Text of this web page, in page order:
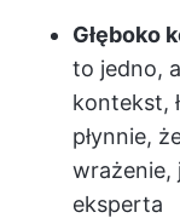
Głęboko
to jedno,
kontekst,
płynnie,
wrażenie,
eksperta